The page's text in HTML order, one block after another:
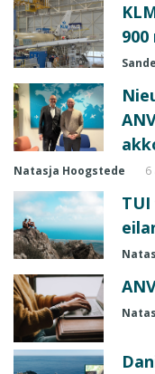
Natasja Hoogstede 6